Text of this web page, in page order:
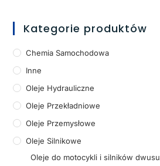
Kategorie produktów
Chemia Samochodowa
Inne
Oleje Hydrauliczne
Oleje Przekładniowe
Oleje Przemysłowe
Oleje Silnikowe
Oleje do motocykli i silników